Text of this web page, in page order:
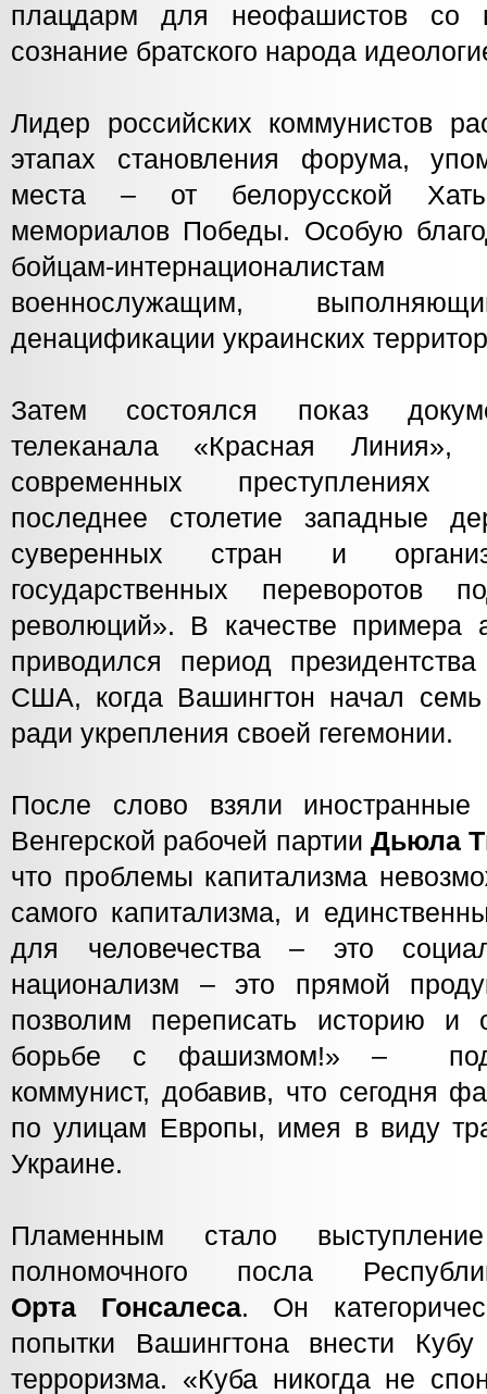
плацдарм для неофашистов со
сознание братского народа
Лидер российских коммунистов
этапах становления форума,
места – от белорусской
мемориалов Победы. Особую
бойцам-
военнослужащим,
денацификации украинских
Затем состоялся показ
телеканала «Красная Линия»,
современных преступлениях
последнее столетие западные
суверенных стран и
государственных переворотов
революций». В качестве примера
приводился период
США, когда Вашингтон начал
ради укрепления своей гегемонии.
После слово взяли иностранные
Венгерской рабочей партии Дьюла
что проблемы капитализма
самого капитализма, и
для человечества – это
национализм – это прямой
позволим переписать историю и
борьбе с фашизмом!» –
коммунист, добавив, что сегодня
по улицам Европы, имея в виду
Украине.
Пламенным стало
полномочного посла
Орта Гонсалеса. Он
попытки Вашингтона внести
терроризма. «Куба никогда не